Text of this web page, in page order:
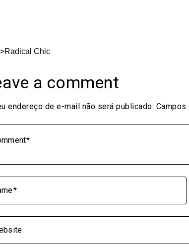
>Radical Chic
a comment
endereço de e-mail não será publicado.